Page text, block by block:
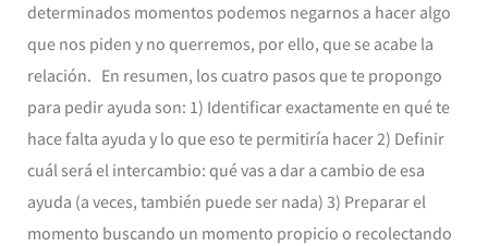
determinados momentos podemos negarnos a hacer algo
que nos piden y no querremos, por ello, que se acabe la
relación. En resumen, los cuatro pasos que te propongo
para pedir ayuda son: 1) Identificar exactamente en qué te
hace falta ayuda y lo que eso te permitiría hacer 2) Definir
cuál será el intercambio: qué vas a dar a cambio de esa
ayuda (a veces, también puede ser nada) 3) Preparar el
momento buscando un momento propicio o recolectando